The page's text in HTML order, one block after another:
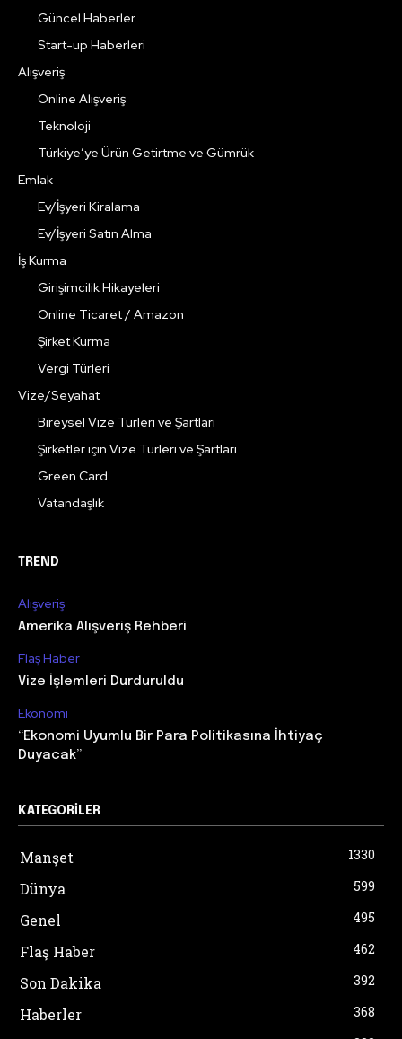
Güncel Haberler
Start-up Haberleri
Alışveriş
Online Alışveriş
Teknoloji
Türkiye’ye Ürün Getirtme ve Gümrük
Emlak
Ev/İşyeri Kiralama
Ev/İşyeri Satın Alma
İş Kurma
Girişimcilik Hikayeleri
Online Ticaret / Amazon
Şirket Kurma
Vergi Türleri
Vize/Seyahat
Bireysel Vize Türleri ve Şartları
Şirketler için Vize Türleri ve Şartları
Green Card
Vatandaşlık
TREND
Alışveriş
Amerika Alışveriş Rehberi
Flaş Haber
Vize İşlemleri Durduruldu
Ekonomi
“Ekonomi Uyumlu Bir Para Politikasına İhtiyaç
Duyacak”
KATEGORILER
Manşet 1330
Dünya 599
Genel 495
Flaş Haber 462
Son Dakika 392
Haberler 368